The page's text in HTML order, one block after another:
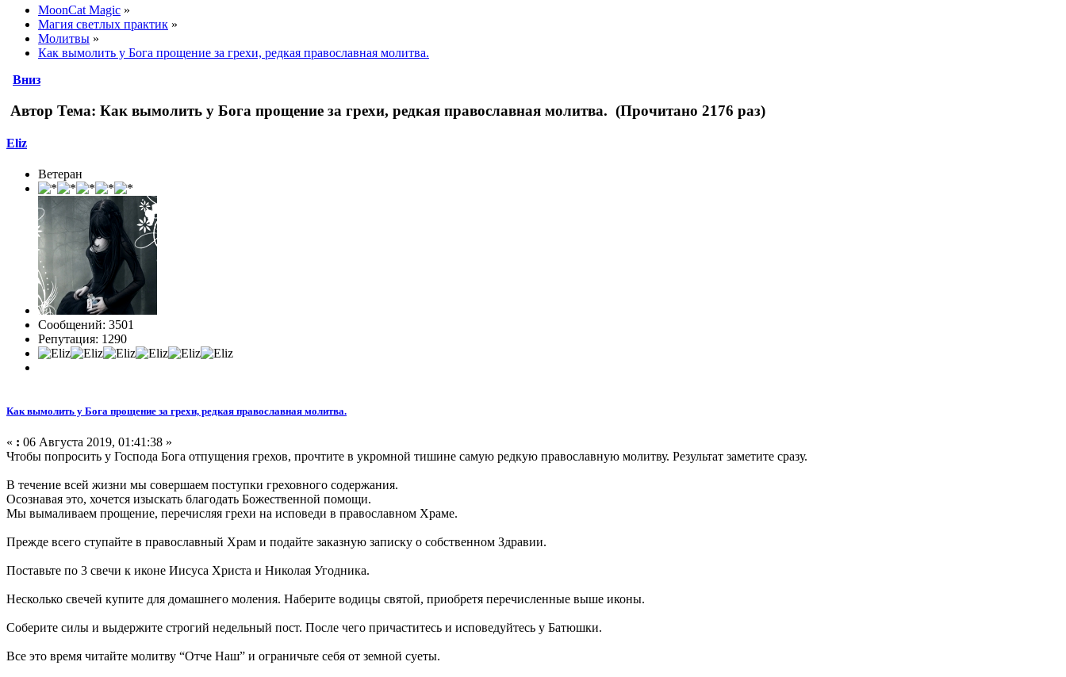
MoonCat Magic »
Магия светлых практик »
Молитвы »
Как вымолить у Бога прощение за грехи, редкая православная молитва.
Вниз
Автор Тема: Как вымолить у Бога прощение за грехи, редкая православная молитва. (Прочитано 2176 раз)
Eliz
Ветеран
Сообщений: 3501
Репутация: 1290
Как вымолить у Бога прощение за грехи, редкая православная молитва.
« : 06 Августа 2019, 01:41:38 »
Чтобы попросить у Господа Бога отпущения грехов, прочтите в укромной тишине самую редкую православную молитву. Результат заметите сразу.
В течение всей жизни мы совершаем поступки греховного содержания.
Осознавая это, хочется изыскать благодать Божественной помощи.
Мы вымаливаем прощение, перечисляя грехи на исповеди в православном Храме.
Прежде всего ступайте в православный Храм и подайте заказную записку о собственном Здравии.
Поставьте по 3 свечи к иконе Иисуса Христа и Николая Угодника.
Несколько свечей купите для домашнего моления. Наберите водицы святой, приобретя перечисленные выше иконы.
Соберите силы и выдержите строгий недельный пост. После чего причаститесь и исповедуйтесь у Батюшки.
Все это время читайте молитву “Отче Наш” и ограничьте себя от земной суеты.